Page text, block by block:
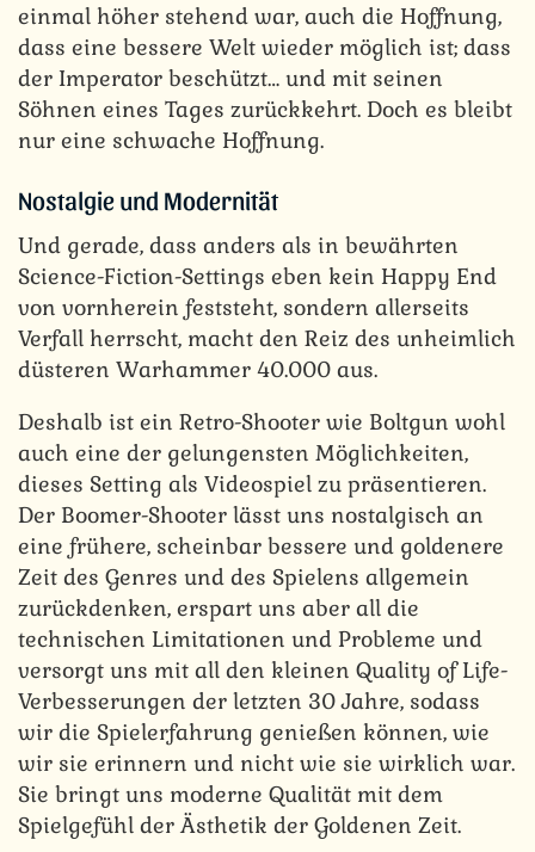
einmal höher stehend war, auch die Hoffnung,
dass eine bessere Welt wieder möglich ist; dass
der Imperator beschützt… und mit seinen
Söhnen eines Tages zurückkehrt. Doch es bleibt
nur eine schwache Hoffnung.
Nostalgie und Modernität
Und gerade, dass anders als in bewährten
Science-Fiction-Settings eben kein Happy End
von vornherein feststeht, sondern allerseits
Verfall herrscht, macht den Reiz des unheimlich
düsteren Warhammer 40.000 aus.
Deshalb ist ein Retro-Shooter wie Boltgun wohl
auch eine der gelungensten Möglichkeiten,
dieses Setting als Videospiel zu präsentieren.
Der Boomer-Shooter lässt uns nostalgisch an
eine frühere, scheinbar bessere und goldenere
Zeit des Genres und des Spielens allgemein
zurückdenken, erspart uns aber all die
technischen Limitationen und Probleme und
versorgt uns mit all den kleinen Quality of Life-
Verbesserungen der letzten 30 Jahre, sodass
wir die Spielerfahrung genießen können, wie
wir sie erinnern und nicht wie sie wirklich war.
Sie bringt uns moderne Qualität mit dem
Spielgefühl der Ästhetik der Goldenen Zeit.